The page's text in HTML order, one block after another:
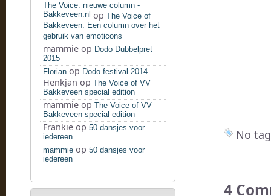
The Voice: nieuwe column -
Bakkeveen.nl op The Voice of
Bakkeveen: Een column over het
gebruik van emoticons
mammie op Dodo Dubbelpret
2015
Florian op Dodo festival 2014
Henkjan op The Voice of VV
Bakkeveen special edition
mammie op The Voice of VV
Bakkeveen special edition
Frankie op 50 dansjes voor
iedereen
mammie op 50 dansjes voor
iedereen
No
4